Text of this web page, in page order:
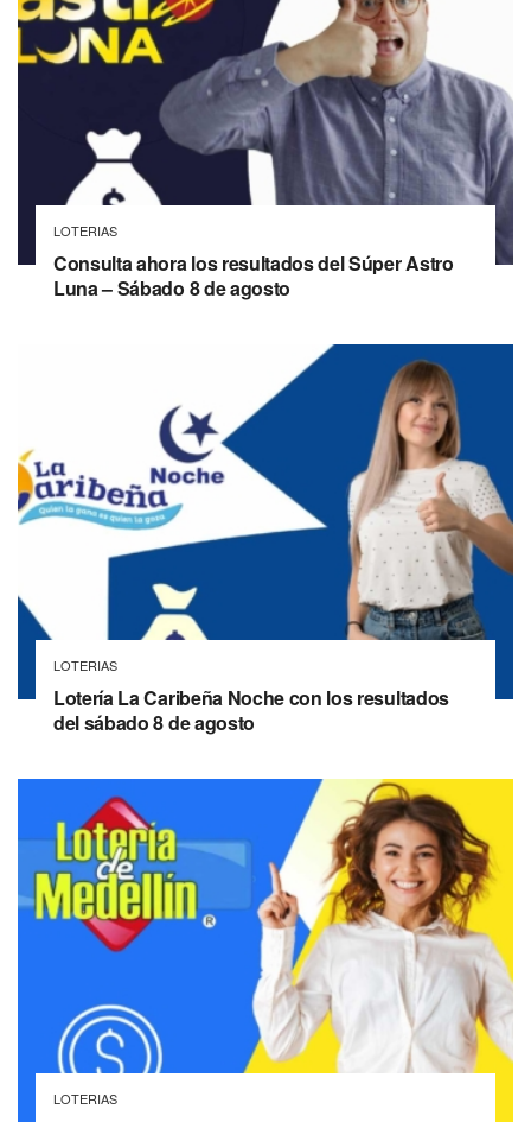
LOTERIAS
Consulta ahora los resultados del Súper Astro
Luna – Sábado 8 de agosto
LOTERIAS
Lotería La Caribeña Noche con los resultados
del sábado 8 de agosto
LOTERIAS